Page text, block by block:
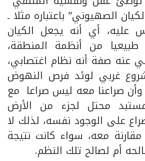
الصهيوني” باعتباره مثلا ـ
عليه، أي أنه يجعل الكيان
طبيعيا من أنظمة المنطقة،
عنه صفة أنه نظام اغتصابي،
غربي لوئد فرص النهوض
وأن صراعنا معه ليس صراعا مع
محتل لجزء من الأرض
صراع على الوجود نفسه، لذلك لا
معه، سواء كانت نتيجة
أم لصالح تلك النظم.